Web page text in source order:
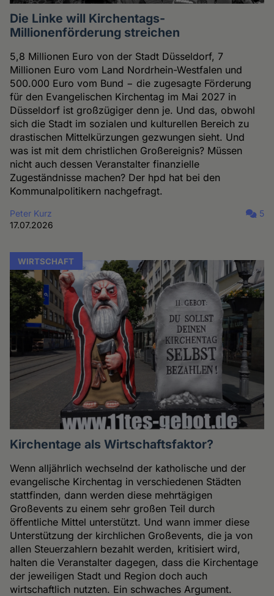
Die Linke will Kirchentags-
Millionenförderung streichen
5,8 Millionen Euro von der Stadt Düsseldorf, 7
Millionen Euro vom Land Nordrhein-Westfalen und
500.000 Euro vom Bund − die zugesagte Förderung
für den Evangelischen Kirchentag im Mai 2027 in
Düsseldorf ist großzügiger denn je. Und das, obwohl
sich die Stadt im sozialen und kulturellen Bereich zu
drastischen Mittelkürzungen gezwungen sieht. Und
was ist mit dem christlichen Großereignis? Müssen
nicht auch dessen Veranstalter finanzielle
Zugeständnisse machen? Der hpd hat bei den
Kommunalpolitikern nachgefragt.
Peter Kurz
17.07.2026
5
WIRTSCHAFT
Kirchentage als Wirtschaftsfaktor?
Wenn alljährlich wechselnd der katholische und der
evangelische Kirchentag in verschiedenen Städten
stattfinden, dann werden diese mehrtägigen
Großevents zu einem sehr großen Teil durch
öffentliche Mittel unterstützt. Und wann immer diese
Unterstützung der kirchlichen Großevents, die ja von
allen Steuerzahlern bezahlt werden, kritisiert wird,
halten die Veranstalter dagegen, dass die Kirchentage
der jeweiligen Stadt und Region doch auch
wirtschaftlich nutzten. Ein schwaches Argument.